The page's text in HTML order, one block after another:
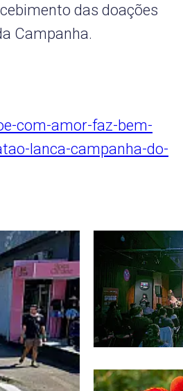
das doações
Campanha.
com-amor-faz-bem-
lanca-campanha-do-